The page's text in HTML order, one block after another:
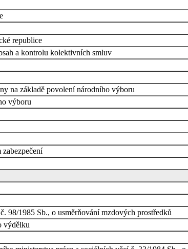
republice
a kontrolu kolektivních smluv
na základě povolení národního výboru
výboru
98/1985 Sb., o usměrňování mzdových prostředků
výdělku